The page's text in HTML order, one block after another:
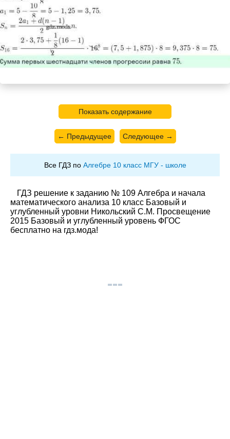
Показать содержание
← Предыдущее Следующее →
Все ГДЗ по Алгебре 10 класс МГУ - школе
ГДЗ решение к заданию № 109 Алгебра и начала
математического анализа 10 класс Базовый и
углубленный уровни Никольский С.М. Просвещение
2015 Базовый и углубленный уровень ФГОС
бесплатно на гдз.мода!